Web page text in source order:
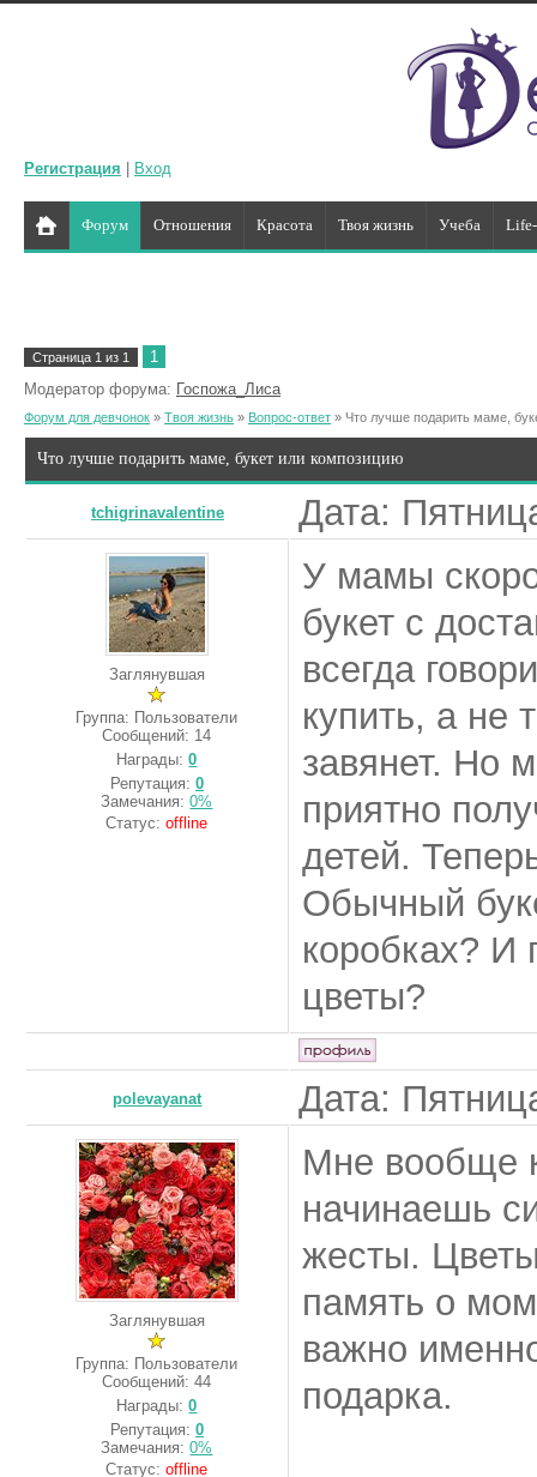
Регистрация Вход
Форум Отношения Красота Твоя жизнь Учеба
Страница 1 из 1
1
Модератор форума: Госпожа_Лиса
Форум для девчонок » Твоя жизнь » Вопрос-ответ » Что лучше подарить маме,
Что лучше подарить маме, букет или композицию
tchigrinavalentine Дата:
Заглянувшая
Группа: Пользователи
Сообщений: 14
Награды:0
Репутация: 0
Замечания:0%
Статус:offline
У мамы
букет с
всегда
купить, а не
завянет. Но
приятно
детей.
Обычный
коробках? И
цветы?
polevayanat Дата:
Заглянувшая
Группа: Пользователи
Сообщений:44
Награды:0
Репутация: 0
Замечания:0%
Статус:offline
Мне вообще
начинаешь
жесты.
память о
важно
подарка.